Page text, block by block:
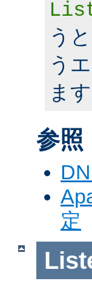
うと
う
ます
参照
定